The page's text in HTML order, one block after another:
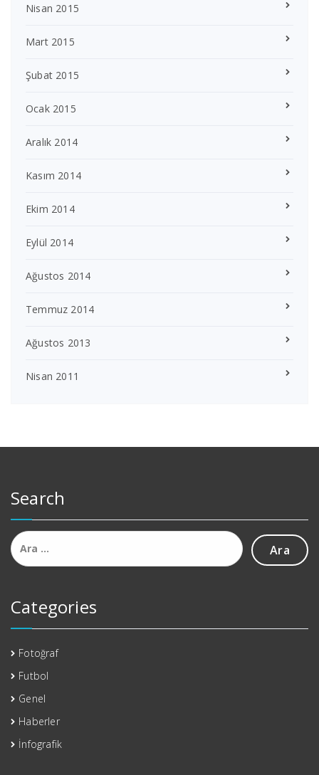
Nisan 2015
Mart 2015
Şubat 2015
Ocak 2015
Aralık 2014
Kasım 2014
Ekim 2014
Eylül 2014
Ağustos 2014
Temmuz 2014
Ağustos 2013
Nisan 2011
Search
Arama:
Categories
Fotoğraf
Futbol
Genel
Haberler
İnfografik